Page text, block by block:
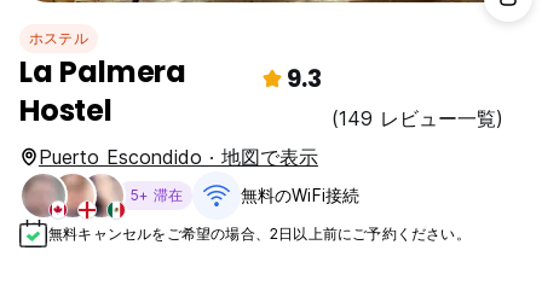
ホステル
La Palmera
Hostel
9.3
(149 レビュー一覧)
Puerto Escondido · 地図で表示
5+ 滞在 無料のWiFi接続
無料キャンセルをご希望の場合、2日以上前にご予約ください。